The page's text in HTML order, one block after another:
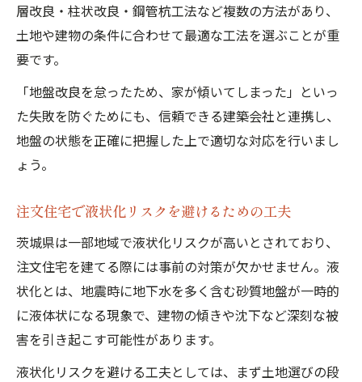
層改良・柱状改良・鋼管杭工法など複数の方法があり、
土地や建物の条件に合わせて最適な工法を選ぶことが重
要です。
「地盤改良を怠ったため、家が傾いてしまった」といっ
た失敗を防ぐためにも、信頼できる建築会社と連携し、
地盤の状態を正確に把握した上で適切な対応を行いまし
ょう。
注文住宅で液状化リスクを避けるための工夫
茨城県は一部地域で液状化リスクが高いとされており、
注文住宅を建てる際には事前の対策が欠かせません。液
状化とは、地震時に地下水を多く含む砂質地盤が一時的
に液体状になる現象で、建物の傾きや沈下など深刻な被
害を引き起こす可能性があります。
液状化リスクを避ける工夫としては、まず土地選びの段